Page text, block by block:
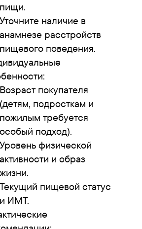
пищи.
Уточните наличие в
анамнезе расстройств
пищевого поведения.
Возраст покупателя
(детям, подросткам и
пожилым требуется
особый подход).
Уровень физической
активности и образ
жизни.
Текущий пищевой статус
и ИМТ.